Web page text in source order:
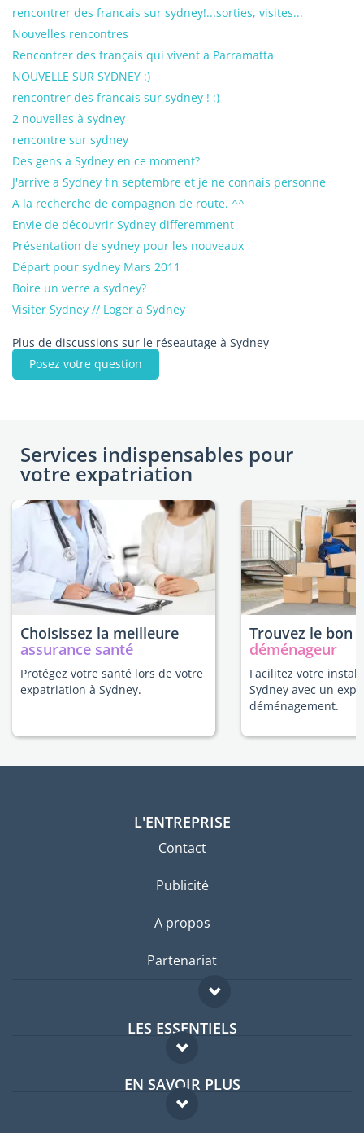
rencontrer des francais sur sydney!...sorties, visites...
Nouvelles rencontres
Rencontrer des français qui vivent a Parramatta
NOUVELLE SUR SYDNEY :)
rencontrer des francais sur sydney ! :)
2 nouvelles à sydney
rencontre sur sydney
Des gens a Sydney en ce moment?
J'arrive a Sydney fin septembre et je ne connais personne
A la recherche de compagnon de route. ^^
Envie de découvrir Sydney differemment
Présentation de sydney pour les nouveaux
Départ pour sydney Mars 2011
Boire un verre a sydney?
Visiter Sydney // Loger a Sydney
Plus de discussions sur le réseautage à Sydney
Posez votre question
Services indispensables pour
votre expatriation
Choisissez la meilleure
assurance santé
Protégez votre santé lors de votre
expatriation à Sydney.
Trouvez le bon
déménageur
Facilitez votre
Sydney avec un
déménagement.
L'ENTREPRISE
Contact
Publicité
A propos
Partenariat
LES ESSENTIELS
Forum expatriés
Guides pays
EN SAVOIR PLUS
FAQ